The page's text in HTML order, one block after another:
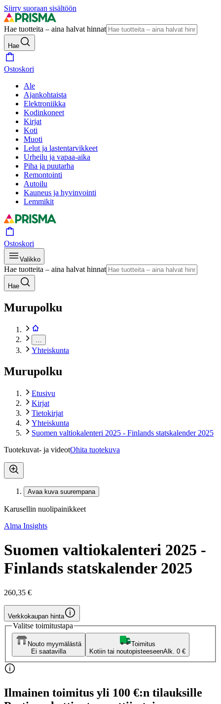
Siirry suoraan sisältöön
Hae tuotteita – aina halvat hinnat
Hae
Ostoskori
Ale
Ajankohtaista
Elektroniikka
Kodinkoneet
Kirjat
Koti
Muoti
Lelut ja lastentarvikkeet
Urheilu ja vapaa-aika
Piha ja puutarha
Remontointi
Autoilu
Kauneus ja hyvinvointi
Lemmikit
Ostoskori
Valikko
Hae tuotteita – aina halvat hinnat
Hae
Murupolku
Yhteiskunta
Murupolku
Etusivu
Kirjat
Tietokirjat
Yhteiskunta
Suomen valtiokalenteri 2025 - Finlands statskalender 2025
Tuotekuvat- ja videotOhita tuotekuva
Avaa kuva suurempana
Karusellin nuolipainikkeet
Alma Insights
Suomen valtiokalenteri 2025 -
Finlands statskalender 2025
260,35 €
Verkkokaupan hinta
Valitse toimitustapa
Nouto myymälästä
Ei saatavilla
Toimitus
Kotiin tai noutopisteeseenAlk. 0 €
Ilmainen toimitus yli 100 €:n tilauksille